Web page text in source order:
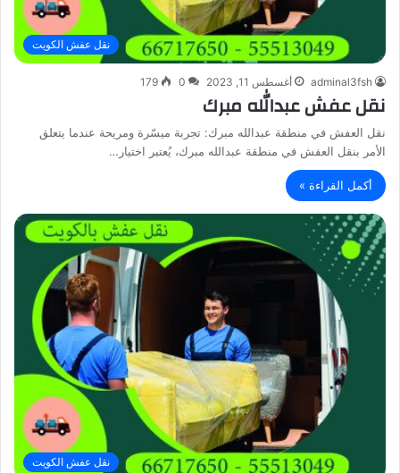
نقل عفش الكويت
adminal3fsh أغسطس 11, 2023 0
179
نقل عفش عبدالله مبرك
نقل العفش في منطقة عبدالله مبرك: تجربة ميسّرة ومريحة عندما يتعلق
الأمر بنقل العفش في منطقة عبدالله مبرك، يُعتبر اختيار…
أكمل القراءة »
نقل عفش الكويت